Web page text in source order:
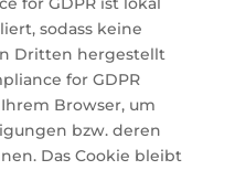
sodass keine
Dritten hergestellt
for GDPR
Browser, um
bzw. deren
Das Cookie bleibt